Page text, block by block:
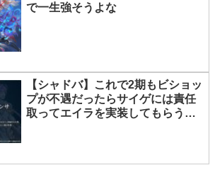
で一生強そうよな
【シャドバ】これで2期もビショッ
プが不遇だったらサイゲには責任
取ってエイラを実装してもらうル